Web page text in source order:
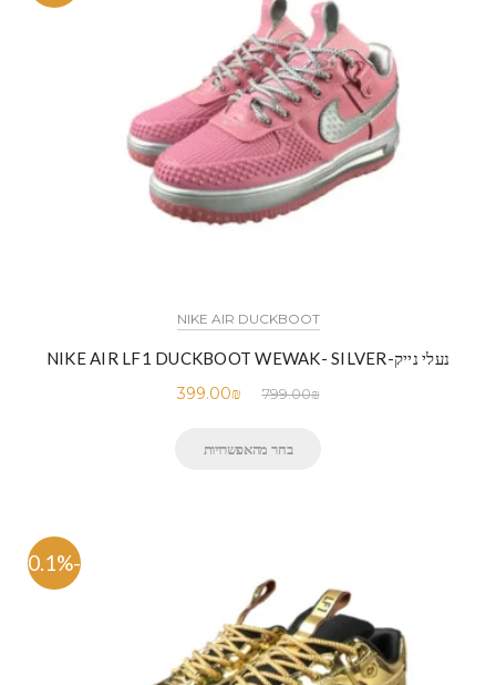
NIKE AIR DUCKBOOT
נעלי נייק-NIKE AIR LF1 DUCKBOOT WEWAK- SILVER
799.00₪
399.00₪
בחר מהאפשרויות
-50.1%